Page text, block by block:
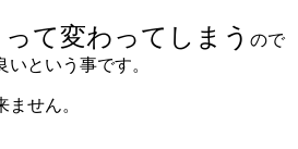
て変わってしまう ので
という事です。
せん。